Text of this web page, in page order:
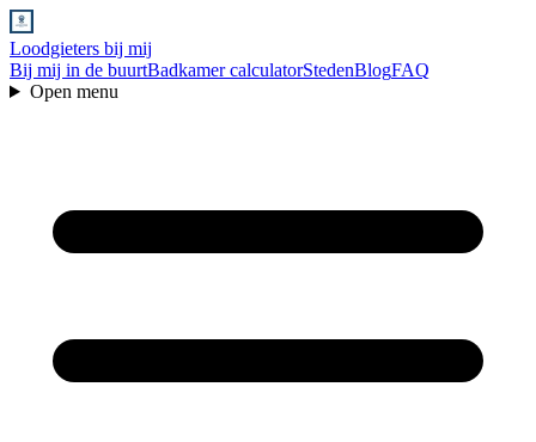
Loodgieters bij mij
Bij mij in de buurtBadkamer calculatorStedenBlogFAQ
Open menu